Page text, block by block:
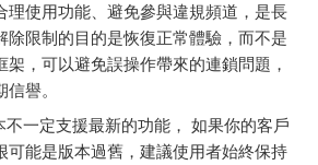
理使用功能、避免參與違規頻道，是長
除限制的目的是恢復正常體驗，而不是
，可以避免誤操作帶來的連鎖問題，
譽。
定支援最新的功能， 如果你的客戶
可能是版本過舊，建議使用者始終保持